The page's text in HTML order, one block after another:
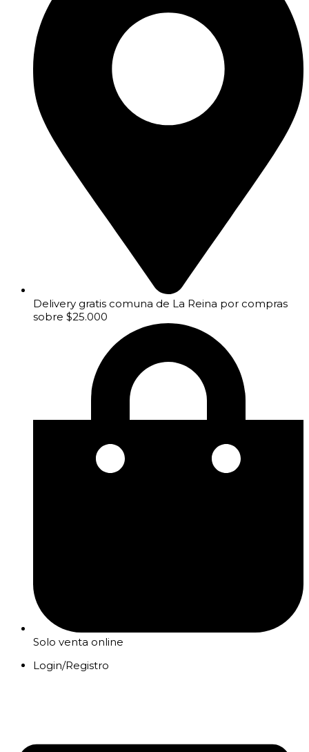
Delivery gratis comuna de La Reina por compras
sobre $25.000
Solo venta online
Login/Registro